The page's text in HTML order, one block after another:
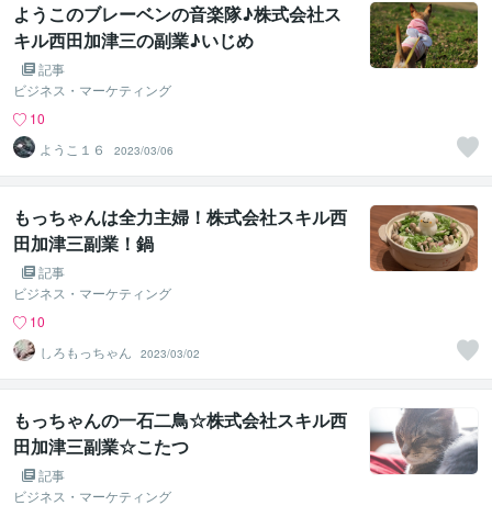
ようこのブレーベンの音楽隊♪株式会社ス
キル西田加津三の副業♪いじめ
記事
ビジネス・マーケティング
10
ようこ１６
2023/03/06
もっちゃんは全力主婦！株式会社スキル西
田加津三副業！鍋
記事
ビジネス・マーケティング
10
しろもっちゃん
2023/03/02
もっちゃんの一石二鳥☆株式会社スキル西
田加津三副業☆こたつ
記事
ビジネス・マーケティング